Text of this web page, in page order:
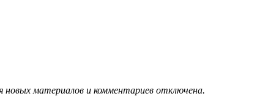
материалов и комментариев отключена.